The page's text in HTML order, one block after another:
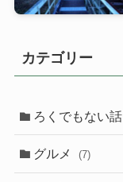
カテゴリー
ろくでもない話
グルメ (7)